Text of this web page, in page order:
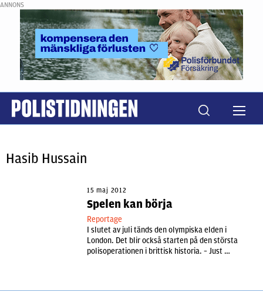
ANNONS
Hasib Hussain
15 maj 2012
Spelen kan börja
Reportage
I slutet av juli tänds den olympiska elden i
London. Det blir också starten på den största
polisoperationen i brittisk historia. – Just …